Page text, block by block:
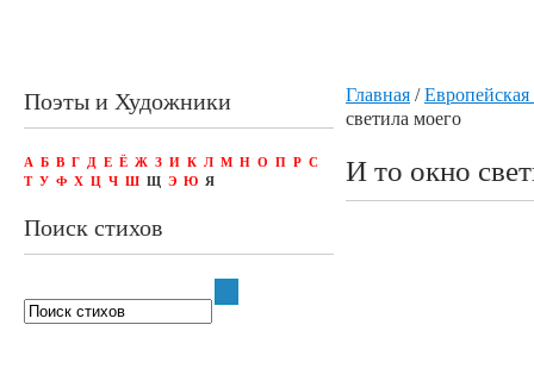
Главная /Европейская
светила моего
И то окно
Поэты и Художники
А Б В Г Д Е Ё Ж З И К Л М Н О П Р С
Т У Ф Х Ц Ч Ш Щ Э Ю Я
Поиск стихов